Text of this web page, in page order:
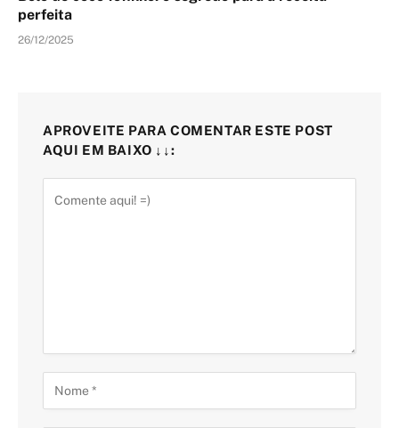
perfeita
26/12/2025
APROVEITE PARA COMENTAR ESTE POST
AQUI EM BAIXO ↓↓: